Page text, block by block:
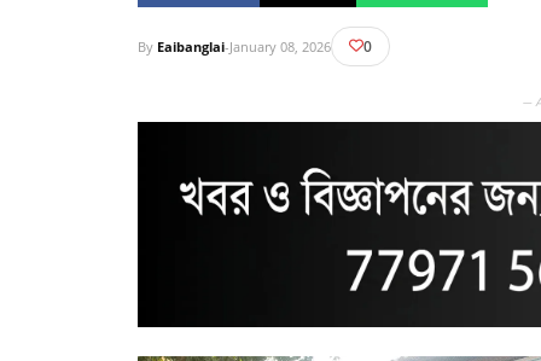
By Eaibanglai-January 08, 2026 0
—